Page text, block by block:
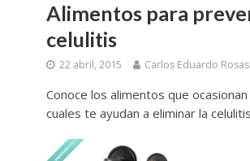
Alimentos para
celulitis
22 abril, 2015 Carlos Eduardo
Conoce los alimentos que
cuales te ayudan a eliminar la